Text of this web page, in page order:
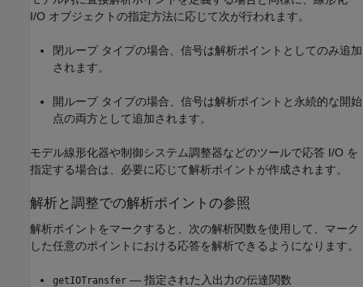
I/O オブジェクトの指定方法に応じて次が行われます。
閉ループ タイプの場合、信号は解析ポイントとしてのみ追加
されます。
開ループ タイプの場合、信号は解析ポイントと永続的な開始
点の両方として追加されます。
モデル線形化器や制御システム調整器などのツールで応答 I/O を
指定する場合は、必要に応じて解析ポイントが作成されます。
解析と調整での解析ポイントの参照
解析ポイントをマークすると、次の解析関数を使用して、マーク
した任意のポイントにおける応答を解析できるようになります。
getIOTransfer — 指定された入出力の伝達関数